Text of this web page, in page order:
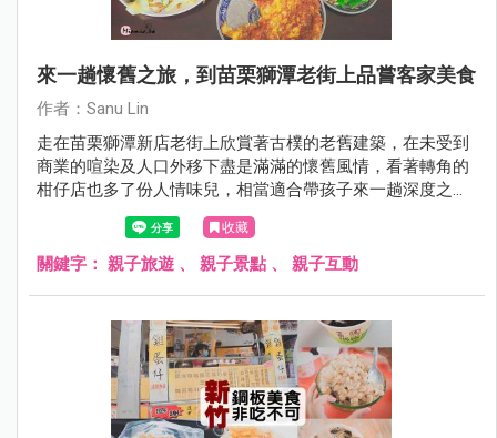
來一趟懷舊之旅，到苗栗獅潭老街上品嘗客家美食
作者：Sanu Lin
走在苗栗獅潭新店老街上欣賞著古樸的老舊建築，在未受到
商業的喧染及人口外移下盡是滿滿的懷舊風情，看著轉角的
柑仔店也多了份人情味兒，相當適合帶孩子來一趟深度之旅
收藏
關鍵字： 親子旅遊 、 親子景點 、 親子互動